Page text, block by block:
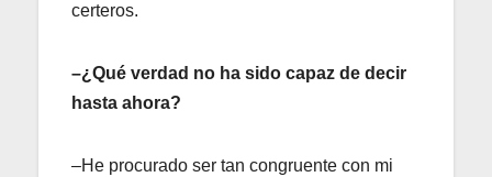
certeros.
–¿Qué verdad no ha sido capaz de decir
hasta ahora?
–He procurado ser tan congruente con mi